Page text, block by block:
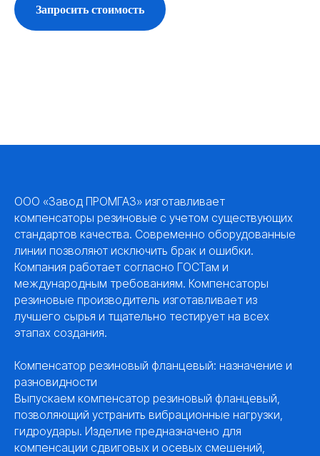
Запросить стоимость
ООО «Завод ПРОМГАЗ» изготавливает
компенсаторы резиновые с учетом существующих
стандартов качества. Современно оборудованные
линии позволяют исключить брак и ошибки.
Компания работает согласно ГОСТам и
международным требованиям. Компенсаторы
резиновые производитель изготавливает из
лучшего сырья и тщательно тестирует на всех
этапах создания.
Компенсатор резиновый фланцевый: назначение и
разновидности
Выпускаем компенсатор резиновый фланцевый,
позволяющий устранить вибрационные нагрузки,
гидроудары. Изделие предназначено для
компенсации сдвиговых и осевых смешений,